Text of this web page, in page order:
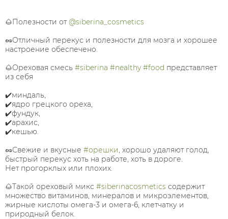
🌰Полезности от@siberina_cosmetics
🥜Отличный перекус и полезности для мозга и хорошее
настроение обеспечено.
🌰Ореховая смесь #siberina #nealthy #food представляет
из себя
✔️миндаль,
✔️ядро грецкого ореха,
✔️фундук,
✔️арахис,
✔️кешью.
🥜Свежие и вкусные #орешки, хорошо удаляют голод,
быстрый перекус хоть на работе, хоть в дороге.
Нет прогорклых или плохих.
🌰Такой ореховый микс #siberinacosmetics содержит
множество витаминов, минералов и микроэлементов,
жирные кислоты омега-3 и омега-6, клетчатку и
природный белок.